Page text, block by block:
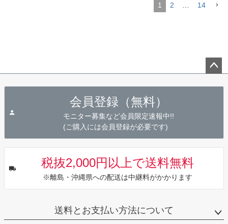
1 2 14
会員登録（無料）
モニター募集など会員限定速報中!!
(ご購入には会員登録が必要です)
税抜2,000円以上で送料無料
※離島・沖縄県への配送は中継料がかかります
送料とお支払い方法について